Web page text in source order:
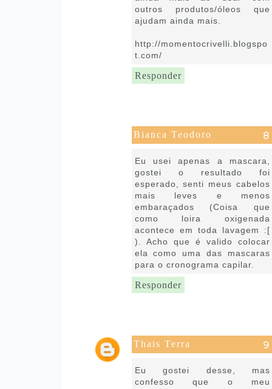
outros produtos/óleos que
ajudam ainda mais.
http://momentocrivelli.blogspo
t.com/
Responder
Bianca Teodoro
Eu usei apenas a mascara,
gostei o resultado foi
esperado, senti meus cabelos
mais leves e menos
embaraçados (Coisa que
como loira oxigenada
acontece em toda lavagem :[
). Acho que é valido colocar
ela como uma das mascaras
para o cronograma capilar.
Responder
Thais Terra
Eu gostei desse, mas
confesso que o meu